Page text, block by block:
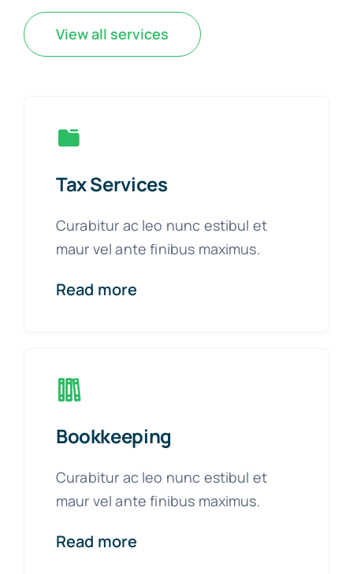
View all services
Tax Services
Curabitur ac leo nunc estibul et
maur vel ante finibus maximus.
Read more
Bookkeeping
Curabitur ac leo nunc estibul et
maur vel ante finibus maximus.
Read more